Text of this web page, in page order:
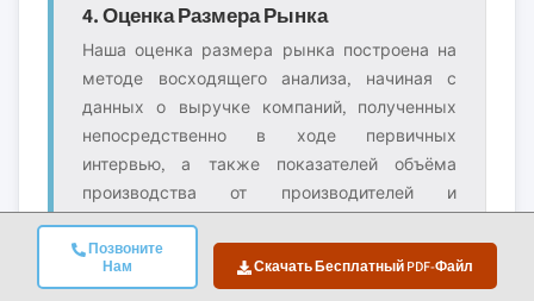
Позвоните
Нам
Скачать Бесплатный PDF-Файл
4. Оценка Размера Рынка
Наша оценка размера рынка построена на
методе восходящего анализа, начиная с
данных о выручке компаний, полученных
непосредственно в ходе первичных
интервью, а также показателей объёма
производства от производителей и
статистики установок или развёртывания.
Эти данные объединяются по региональным
рынкам для получения глобальной оценки,